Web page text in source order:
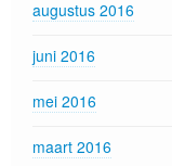
augustus 2016
juni 2016
mei 2016
maart 2016